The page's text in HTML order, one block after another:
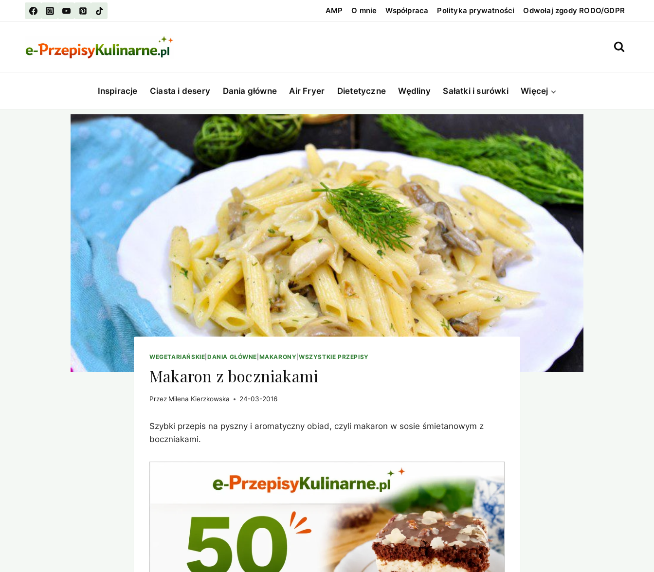
AMP O mnie Współpraca Polityka prywatności Odwołaj zgody RODO/GDPR
Inspiracje Ciasta i desery Dania główne Air Fryer Dietetyczne Wędliny Sałatki i surówki Więcej
WEGETARIAŃSKIE DANIA GŁÓWNE MAKARONY |WSZYSTKIE PRZEPISY
Makaron z boczniakami
Przez Milena Kierzkowska 24-03-2016
Szybki przepis na pyszny i aromatyczny obiad, czyli makaron w sosie śmietanowym z
boczniakami.